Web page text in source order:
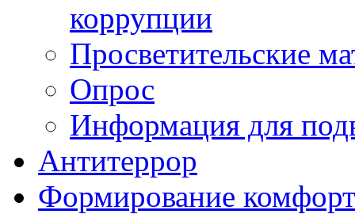
коррупции
Просветительские
Опрос
Информация для
Антитеррор
Формирование